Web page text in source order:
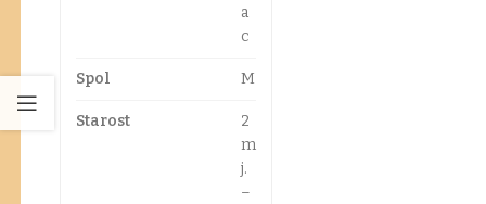
a
c
Spol M
Starost
2
m
j.
–